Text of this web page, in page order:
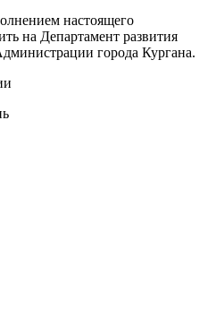
настоящего
на Департамент развития
города Кургана.